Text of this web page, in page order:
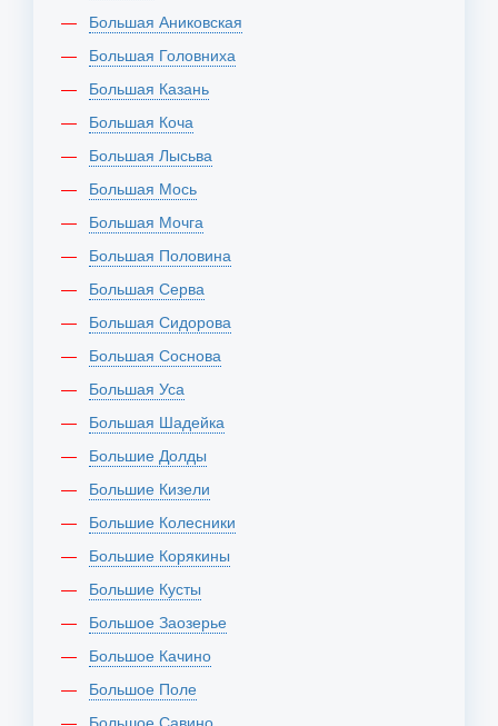
Большая Аниковская
Большая Головниха
Большая Казань
Большая Коча
Большая Лысьва
Большая Мось
Большая Мочга
Большая Половина
Большая Серва
Большая Сидорова
Большая Соснова
Большая Уса
Большая Шадейка
Большие Долды
Большие Кизели
Большие Колесники
Большие Корякины
Большие Кусты
Большое Заозерье
Большое Качино
Большое Поле
Большое Савино